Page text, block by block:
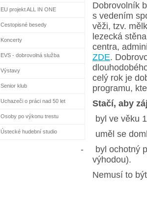
v
Dobrovolník
s vedením
věži, tzv.
lezecká
centra,
ZDE.
celý rok je
programu,
Stačí, aby
byl ve věku
uměl se
-
byl ochotný
výhodou).
Nemusí to
EU projekt ALL IN ONE
Cestopisné besedy
Koncerty
EVS - dobrovolná služba
Výstavy
Senior klub
Uchazeči o práci nad 50 let
Osoby po výkonu trestu
Ústecké hudební studio